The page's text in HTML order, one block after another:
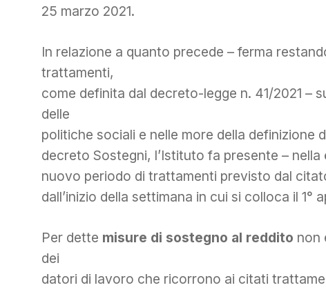
25 marzo 2021.
In relazione a quanto precede – ferma
trattamenti,
come definita dal decreto-legge n. 41/2021 –
delle
politiche sociali e nelle more della definizione
decreto Sostegni, l’Istituto fa presente – nella
nuovo periodo di trattamenti previsto dal
dall’inizio della settimana in cui si colloca il 1°
Per dette misure di sostegno al reddito non
dei
datori di lavoro che ricorrono ai citati